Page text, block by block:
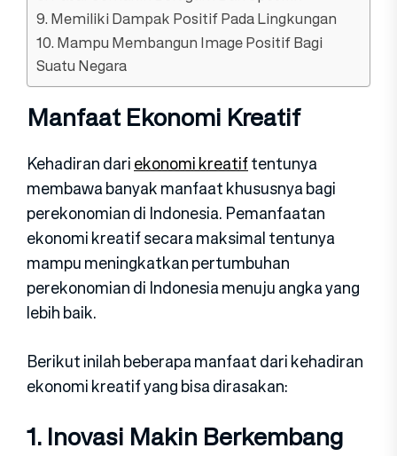
9. Memiliki Dampak Positif Pada Lingkungan
10. Mampu Membangun Image Positif Bagi
Suatu Negara
Manfaat Ekonomi Kreatif
Kehadiran dariekonomi kreatiftentunya
membawa banyak manfaat khususnya bagi
perekonomian di Indonesia. Pemanfaatan
ekonomi kreatif secara maksimal tentunya
mampu meningkatkan pertumbuhan
perekonomian di Indonesia menuju angka yang
lebih baik.
Berikut inilah beberapa manfaat dari kehadiran
ekonomi kreatif yang bisa dirasakan:
1. Inovasi Makin Berkembang